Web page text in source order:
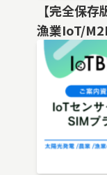
【完全保
漁業IoT/